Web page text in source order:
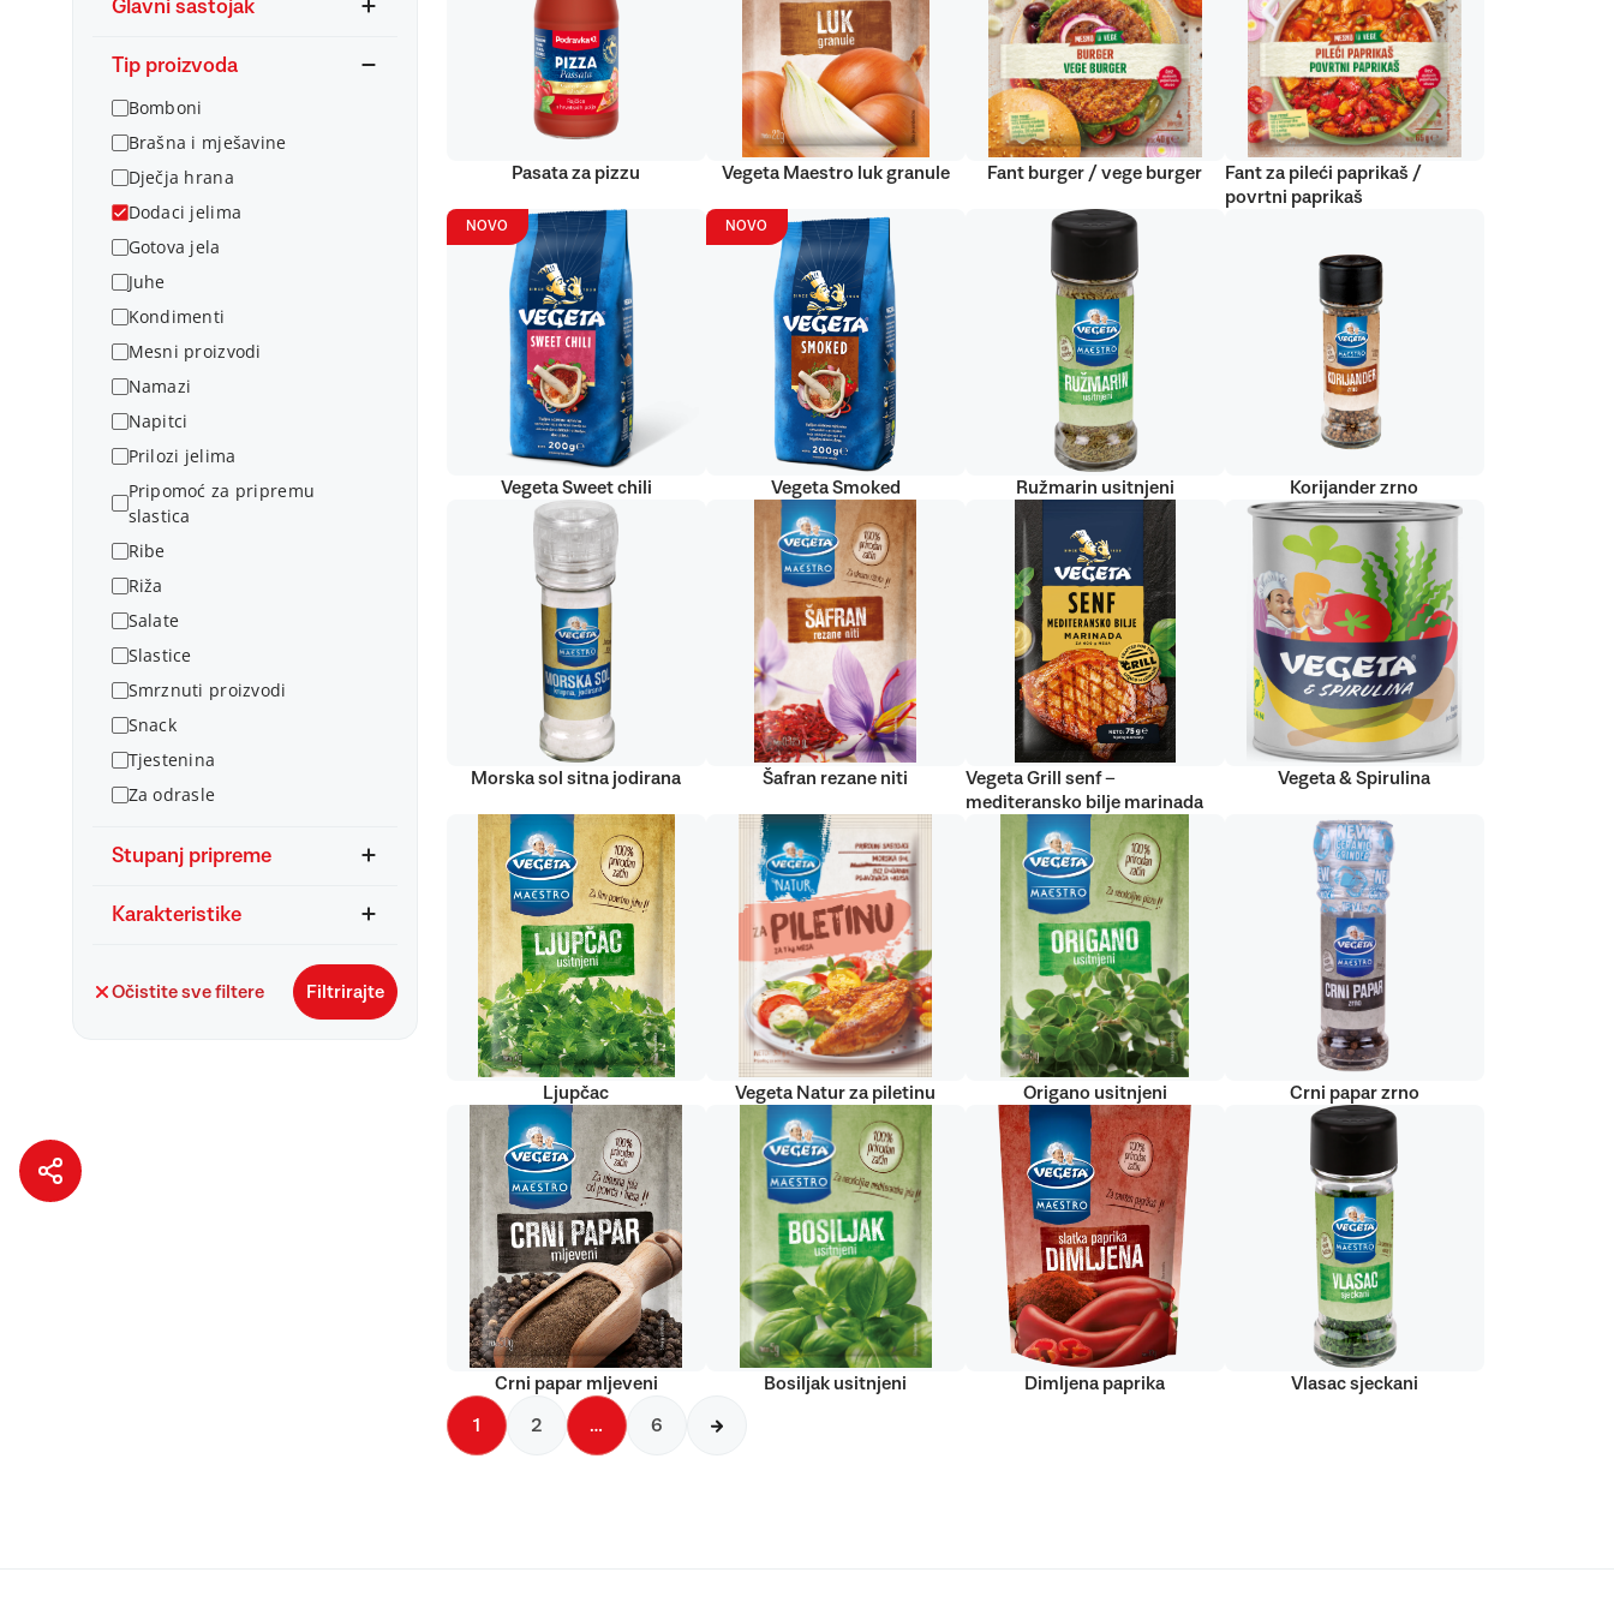
Glavni sastojak
Tip proizvoda
Bomboni
Brašna i mješavine
Dječja hrana
Dodaci jelima
Gotova jela
Juhe
Kondimenti
Mesni proizvodi
Namazi
Napitci
Prilozi jelima
Pripomoć za pripremu
slastica
Ribe
Riža
Salate
Slastice
Smrznuti proizvodi
Snack
Tjestenina
Za odrasle
Stupanj pripreme
Karakteristike
Očistite sve filtere Filtrirajte
Pasata za pizzu Vegeta Maestro luk granule Fant burger / vege burger
Fant za pileći paprikaš /
povrtni paprikaš
NOVO
Vegeta Sweet chili
NOVO
Vegeta Smoked Ružmarin usitnjeni Korijander zrno
Morska sol sitna jodirana Šafran rezane niti
Vegeta Grill senf –
mediteransko bilje marinada
Vegeta & Spirulina
Ljupčac Vegeta Natur za piletinu Origano usitnjeni Crni papar zrno
Crni papar mljeveni Bosiljak usitnjeni Dimljena paprika Vlasac sjeckani
1 2 … 6